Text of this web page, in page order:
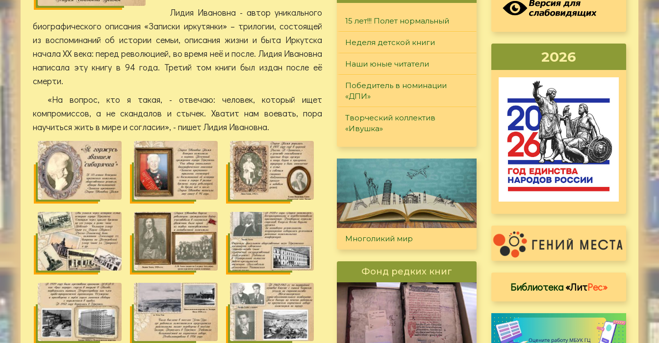
Лидия Ивановна - автор уникального
биографического описания «Записки иркутянки» – трилогии, состоящей
из воспоминаний об истории семьи, описания жизни и быта Иркутска
начала XX века: перед революцией, во время неё и после. Лидия Ивановна
написала эту книгу в 94 года. Третий том книги был издан после её
смерти.
«На вопрос, кто я такая, - отвечаю: человек, который ищет
компромиссов, а не скандалов и стычек. Хватит нам воевать, пора
научиться жить в мире и согласии», - пишет Лидия Ивановна.
15 лет!!! Полет нормальный
Неделя детской книги
Наши юные читатели
Победитель в номинации
«ДПИ»
Творческий коллектив
«Ивушка»
Многоликий мир
Фонд редких книг
2026
Библиотека«ЛитРес»